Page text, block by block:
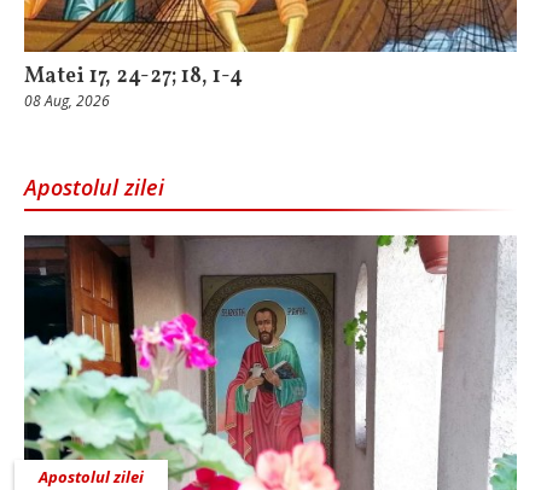
Matei 17, 24-27; 18, 1-4
08 Aug, 2026
Apostolul zilei
Apostolul zilei